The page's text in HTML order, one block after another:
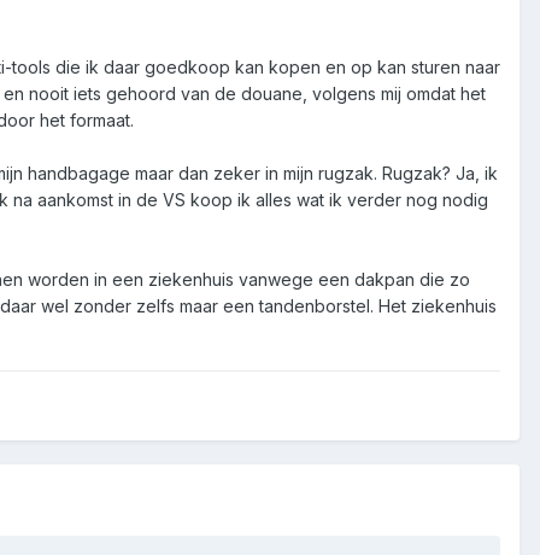
tools die ik daar goedkoop kan kopen en op kan sturen naar
nooit iets gehoord van de douane, volgens mij omdat het
het formaat.
handbagage maar dan zeker in mijn rugzak. Rugzak? Ja, ik
na aankomst in de VS koop ik alles wat ik verder nog nodig
worden in een ziekenhuis vanwege een dakpan die zo
wel zonder zelfs maar een tandenborstel. Het ziekenhuis